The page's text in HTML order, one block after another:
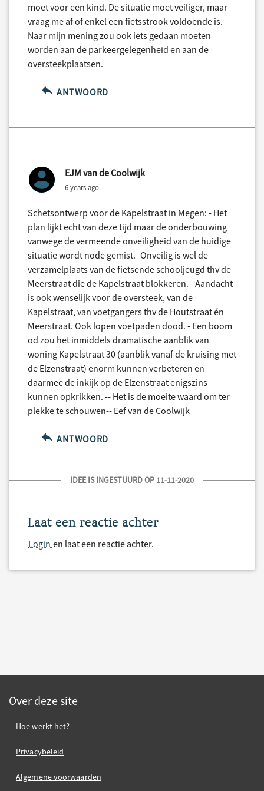
moet voor een kind. De situatie moet veiliger, maar
vraag me af of enkel een fietsstrook voldoende is.
Naar mijn mening zou ook iets gedaan moeten
worden aan de parkeergelegenheid en aan de
oversteekplaatsen.
ANTWOORD
EJM van de Coolwijk
6 years ago
Schetsontwerp voor de Kapelstraat in Megen: - Het
plan lijkt echt van deze tijd maar de onderbouwing
vanwege de vermeende onveiligheid van de huidige
situatie wordt node gemist. -Onveilig is wel de
verzamelplaats van de fietsende schooljeugd thv de
Meerstraat die de Kapelstraat blokkeren. - Aandacht
is ook wenselijk voor de oversteek, van de
Kapelstraat, van voetgangers thv de Houtstraat én
Meerstraat. Ook lopen voetpaden dood. - Een boom
od zou het inmiddels dramatische aanblik van
woning Kapelstraat 30 (aanblik vanaf de kruising met
de Elzenstraat) enorm kunnen verbeteren en
daarmee de inkijk op de Elzenstraat enigszins
kunnen opkrikken. -- Het is de moeite waard om ter
plekke te schouwen-- Eef van de Coolwijk
ANTWOORD
IDEE IS INGESTUURD OP 11-11-2020
Laat een reactie achter
Login en laat een reactie achter.
Over deze site
Hoe werkt het?
Privacybeleid
Algemene voorwaarden